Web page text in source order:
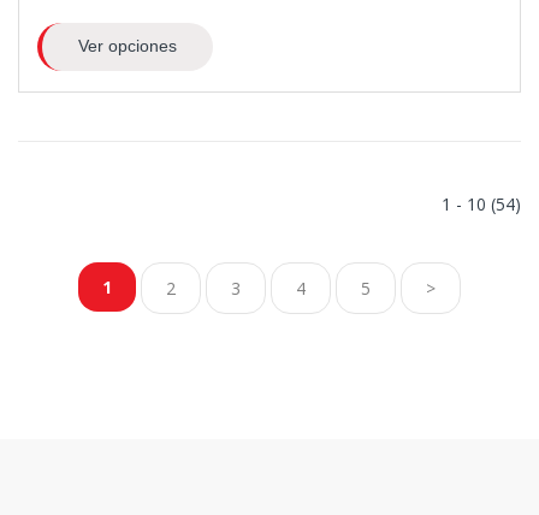
Ver opciones
1 - 10 (54)
1 2 3 4 5 >